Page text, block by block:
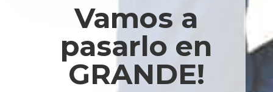
Vamos a
pasarlo en
GRANDE!